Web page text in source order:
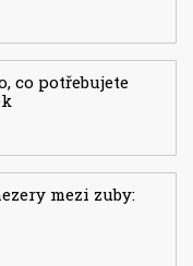
co potřebujete
mezi zuby: